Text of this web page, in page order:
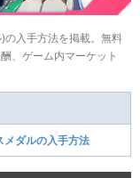
の入手方法を掲載。無料
、ゲーム内マーケット
メダルの入手方法